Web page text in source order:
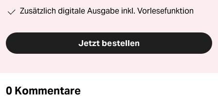
Zusätzlich digitale Ausgabe inkl. Vorlesefunktion
Jetzt bestellen
0 Kommentare